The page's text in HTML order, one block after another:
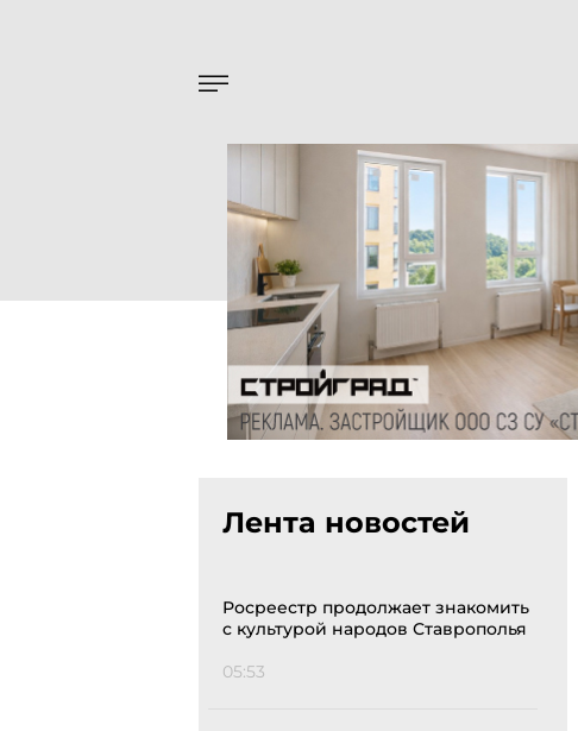
Лента новостей
Росреестр продолжает знакомить
с культурой народов Ставрополья
05:53